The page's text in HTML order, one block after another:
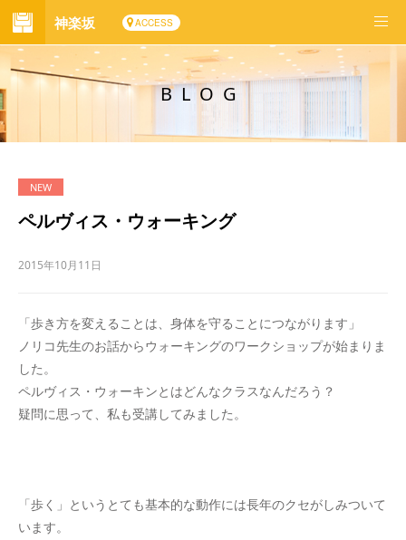
神楽坂 ACCESS
BLOG
ペルヴィス・ウォーキング
2015年10月11日
「歩き方を変えることは、身体を守ることにつながります」
ノリコ先生のお話からウォーキングのワークショップが始まりま
した。
ペルヴィス・ウォーキンとはどんなクラスなんだろう？
疑問に思って、私も受講してみました。
「歩く」というとても基本的な動作には長年のクセがしみついて
います。